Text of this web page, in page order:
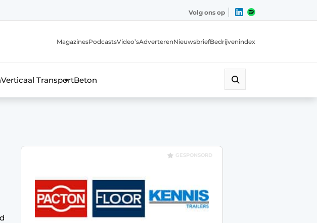
Volg ons op
MagazinesPodcastsVideo’sAdverterenNieuwsbriefBedrijvenindex
Verticaal TransportBeton
GESPONSORD